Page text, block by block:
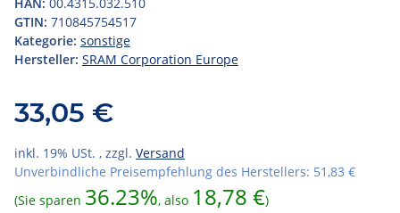
GTIN: 710845754517
Kategorie: sonstige
Hersteller: SRAM Corporation Europe
33,05 €
inkl. 19% USt. , zzgl. Versand
Unverbindliche Preisempfehlung des Herstellers: 51,83 €
(Sie sparen 36.23%, also 18,78 €)